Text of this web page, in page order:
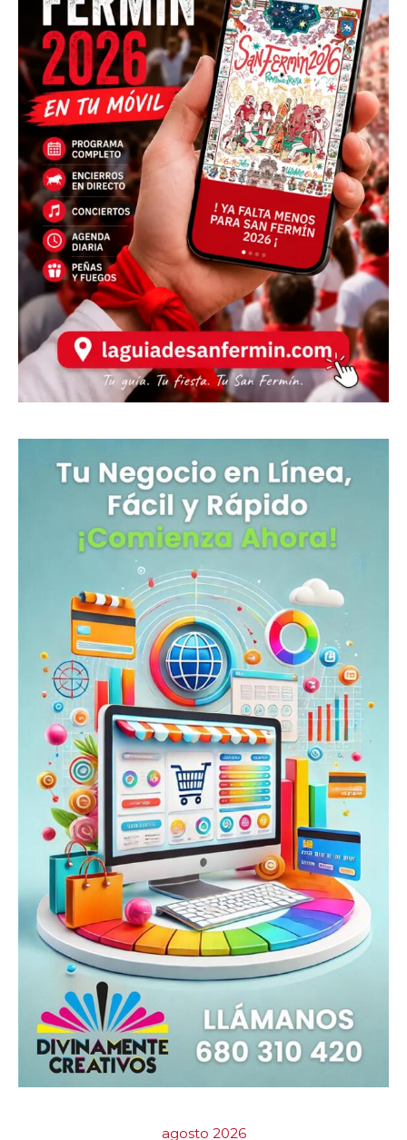
agosto 2026